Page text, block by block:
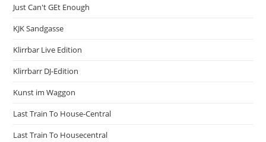
Just Can't GEt Enough
KJK Sandgasse
Klirrbar Live Edition
Klirrbarr DJ-Edition
Kunst im Waggon
Last Train To House-Central
Last Train To Housecentral